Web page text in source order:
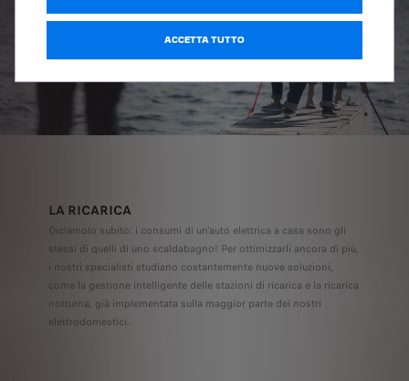
LA RICARICA
Diciamolo subito: i consumi di un'auto elettrica a casa sono gli
stessi di quelli di uno scaldabagno! Per ottimizzarli ancora di più,
i nostri specialisti studiano costantemente nuove soluzioni,
come la gestione intelligente delle stazioni di ricarica e la ricarica
notturna, già implementata sulla maggior parte dei nostri
elettrodomestici.
ACCETTA TUTTO